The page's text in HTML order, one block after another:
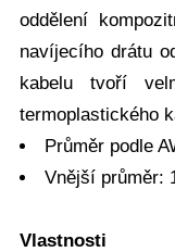
oddělení
navíjecího drátu
kabelu tvoří
termoplastického
Průměr podle
Vnější průměr:
Vlastnosti